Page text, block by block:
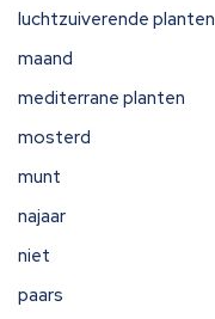
luchtzuiverende planten
maand
mediterrane planten
mosterd
munt
najaar
niet
paars